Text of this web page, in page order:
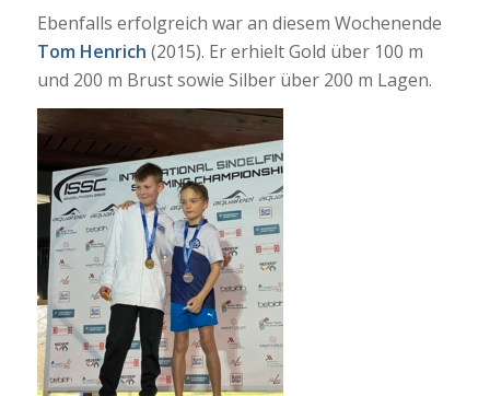
Ebenfalls erfolgreich war an diesem Wochenende
Tom Henrich (2015). Er erhielt Gold über 100 m
und 200 m Brust sowie Silber über 200 m Lagen.